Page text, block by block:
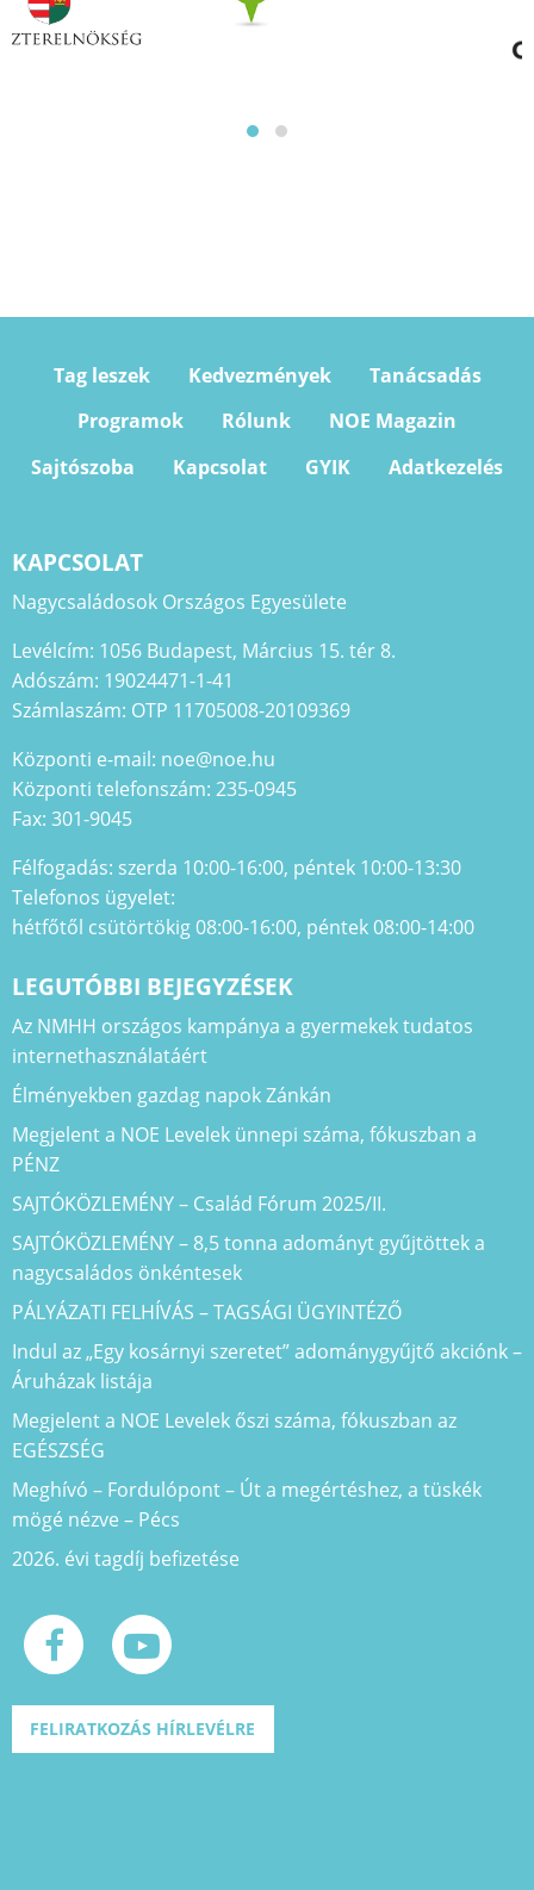
Tag leszek Kedvezmények
Tanácsadás
Programok
Rólunk
NOE Magazin
Sajtószoba
Kapcsolat GYIK Adatkezelés
KAPCSOLAT
Nagycsaládosok Országos Egyesülete
Levélcím: 1056 Budapest, Március 15. tér 8.
Adószám: 19024471-1-41
Számlaszám: OTP 11705008-20109369
Központi e-mail: noe@noe.hu
Központi telefonszám: 235-0945
Fax: 301-9045
Félfogadás: szerda 10:00-16:00, péntek 10:00-13:30
Telefonos ügyelet:
hétfőtől csütörtökig 08:00-16:00, péntek 08:00-14:00
LEGUTÓBBI BEJEGYZÉSEK
Az NMHH országos kampánya a gyermekek tudatos
internethasználatáért
Élményekben gazdag napok Zánkán
Megjelent a NOE Levelek ünnepi száma, fókuszban a
PÉNZ
SAJTÓKÖZLEMÉNY – Család Fórum 2025/II.
SAJTÓKÖZLEMÉNY – 8,5 tonna adományt gyűjtöttek a
nagycsaládos önkéntesek
PÁLYÁZATI FELHÍVÁS – TAGSÁGI ÜGYINTÉZŐ
Indul az „Egy kosárnyi szeretet” adománygyűjtő akciónk –
Áruházak listája
Megjelent a NOE Levelek őszi száma, fókuszban az
EGÉSZSÉG
Meghívó – Fordulópont – Út a megértéshez, a tüskék
mögé nézve – Pécs
2026. évi tagdíj befizetése
FELIRATKOZÁS HÍRLEVÉLRE